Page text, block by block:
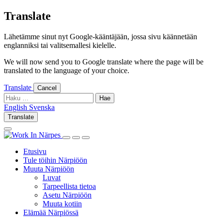
Skip
to
Translate
Lähetämme sinut nyt Google-kääntäjään, jossa sivu käännetään
englanniksi tai valitsemallesi kielelle.
We will now send you to Google translate where the page will be
translated to the language of your choice.
Translate Cancel
Haku:
English English
Svenska
Translate
Log
inSearch
this
LogSearchShow
Etusivu
Tule töihin Närpiöön
Muuta Närpiöön
Luvat
Tarpeellista tietoa
Asetu Närpiöön
Muuta kotiin
Elämää Närpiössä